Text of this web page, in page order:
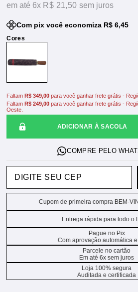
6x R$ 21,50sem juros
Com pix você economiza R$ 6,45
ADICIONAR À SACOLA
FaltamR$ 349,00 para você ganhar frete grátis -
FaltamR$ 249,00 para você ganhar frete grátis -
Oeste.
Cupom de primeira compra BEM-
Entrega rápida para todo o
Pague no Pix
Com aprovação automática
Parcele no cartão
Em até 6x sem juros
Loja 100% segura
Auditada e certificada